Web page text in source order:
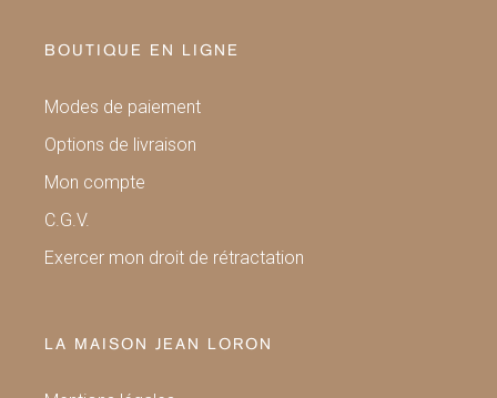
BOUTIQUE EN LIGNE
Modes de paiement
Options de livraison
Mon compte
C.G.V.
Exercer mon droit de rétractation
LA MAISON JEAN LORON